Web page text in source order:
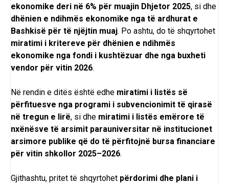
ekonomike deri në 6% për muajin Dhjetor 2025, si dhe
dhënien e ndihmës ekonomike nga të ardhurat e
Bashkisë për të njëjtin muaj. Po ashtu, do të shqyrtohet
miratimi i kritereve për dhënien e ndihmës
ekonomike nga fondi i kushtëzuar dhe nga buxheti
vendor për vitin 2026.
Në rendin e ditës është edhe miratimi i listës së
përfituesve nga programi i subvencionimit të qirasë
në tregun e lirë, si dhe miratimi i listës emërore të
nxënësve të arsimit parauniversitar në institucionet
arsimore publike që do të përfitojnë bursa financiare
për vitin shkollor 2025–2026.
Gjithashtu, pritet të shqyrtohet përdorimi dhe plani i